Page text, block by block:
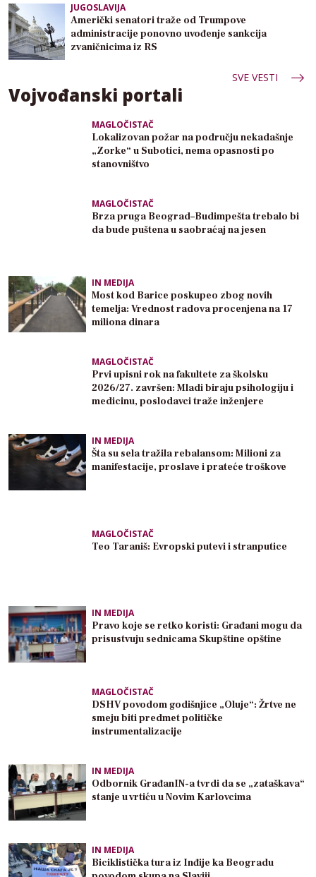
JUGOSLAVIJA
Američki senatori traže od Trumpove
administracije ponovno uvođenje sankcija
zvaničnicima iz RS
SVE VESTI
Vojvođanski portali
MAGLOČISTAČ
Lokalizovan požar na području nekadašnje
„Zorke“ u Subotici, nema opasnosti po
stanovništvo
MAGLOČISTAČ
Brza pruga Beograd–Budimpešta trebalo bi
da bude puštena u saobraćaj na jesen
IN MEDIJA
Most kod Barice poskupeo zbog novih
temelja: Vrednost radova procenjena na 17
miliona dinara
MAGLOČISTAČ
Prvi upisni rok na fakultete za školsku
2026/27. završen: Mladi biraju psihologiju i
medicinu, poslodavci traže inženjere
IN MEDIJA
Šta su sela tražila rebalansom: Milioni za
manifestacije, proslave i prateće troškove
MAGLOČISTAČ
Teo Taraniš: Evropski putevi i stranputice
IN MEDIJA
Pravo koje se retko koristi: Građani mogu da
prisustvuju sednicama Skupštine opštine
MAGLOČISTAČ
DSHV povodom godišnjice „Oluje“: Žrtve ne
smeju biti predmet političke
instrumentalizacije
IN MEDIJA
Odbornik GrađanIN-a tvrdi da se „zataškava“
stanje u vrtiću u Novim Karlovcima
IN MEDIJA
Biciklistička tura iz Inđije ka Beogradu